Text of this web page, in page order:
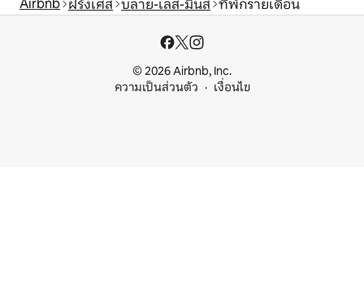
Airbnb ฝรั่งเศส บลาย-เลส์-มินส์ ที่พักรายเดือน
© 2026 Airbnb, Inc.
ความเป็นส่วนตัว
เงื่อนไข